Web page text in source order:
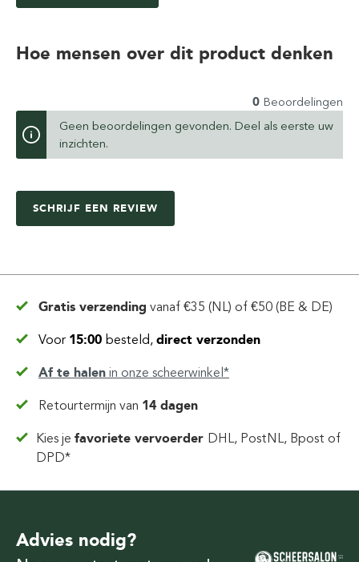
Hoe mensen over dit product denken
0 Beoordelingen
Geen beoordelingen gevonden. Deel als eerste uw
inzichten.
SCHRIJF EEN REVIEW
Gratis verzending vanaf €35 (NL) of €50 (BE & DE)
Voor 15:00 besteld, direct verzonden
Af te halen in onze scheerwinkel*
Retourtermijn van 14 dagen
Kies jefavoriete vervoerder DHL, PostNL, Bpost of
DPD*
Advies nodig?